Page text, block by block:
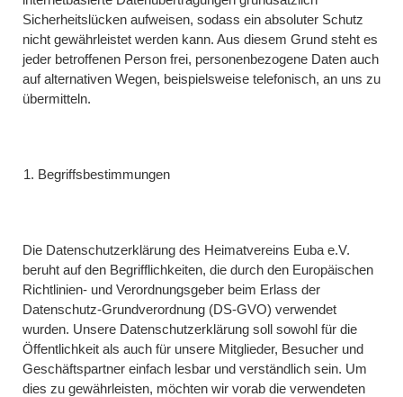
Sicherheitslücken aufweisen, sodass ein absoluter Schutz
nicht gewährleistet werden kann. Aus diesem Grund steht es
jeder betroffenen Person frei, personenbezogene Daten auch
auf alternativen Wegen, beispielsweise telefonisch, an uns zu
übermitteln.
Begriffsbestimmungen
Die Datenschutzerklärung des Heimatvereins Euba e.V.
beruht auf den Begrifflichkeiten, die durch den Europäischen
Richtlinien- und Verordnungsgeber beim Erlass der
Datenschutz-Grundverordnung (DS-GVO) verwendet
wurden. Unsere Datenschutzerklärung soll sowohl für die
Öffentlichkeit als auch für unsere Mitglieder, Besucher und
Geschäftspartner einfach lesbar und verständlich sein. Um
dies zu gewährleisten, möchten wir vorab die verwendeten